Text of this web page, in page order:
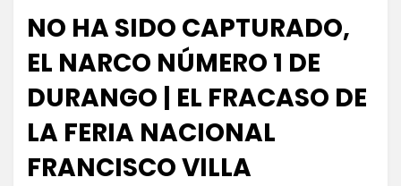
NO HA SIDO CAPTURADO,
EL NARCO NÚMERO 1 DE
DURANGO | EL FRACASO DE
LA FERIA NACIONAL
FRANCISCO VILLA